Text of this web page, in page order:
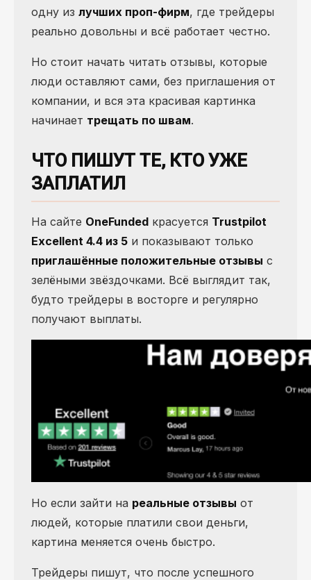
одну из лучших проп-фирм, где трейдеры
реально довольны и всё работает честно.
Но стоит начать читать отзывы, которые
люди оставляют сами, без приглашения от
компании, и вся эта красивая картинка
начинает трещать по швам.
ЧТО ПИШУТ ТЕ, КТО УЖЕ
ЗАПЛАТИЛ
На сайте OneFunded красуется Trustpilot
Excellent 4.4 из 5 и показывают только
приглашённые положительные отзывы с
зелёными звёздочками. Всё выглядит так,
будто трейдеры в восторге и регулярно
получают выплаты.
Но если зайти на реальные отзывы от
людей, которые платили свои деньги,
картина меняется очень быстро.
Трейдеры пишут, что после успешного